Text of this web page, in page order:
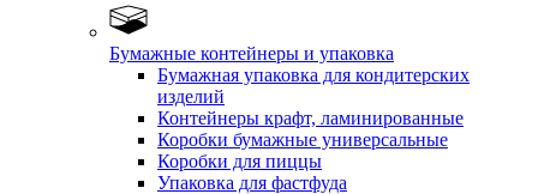
Бумажные контейнеры и упаковка
Бумажная упаковка для кондитерских
изделий
Контейнеры крафт, ламинированные
Коробки бумажные универсальные
Коробки для пиццы
Упаковка для фастфуда